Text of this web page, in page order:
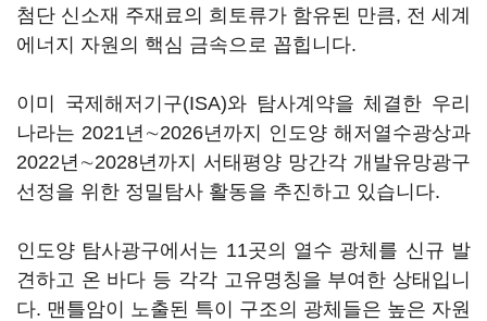
첨단 신소재 주재료의 희토류가 함유된 만큼, 전 세계
에너지 자원의 핵심 금속으로 꼽힙니다.
이미 국제해저기구(ISA)와 탐사계약을 체결한 우리
나라는 2021년∼2026년까지 인도양 해저열수광상과
2022년∼2028년까지 서태평양 망간각 개발유망광구
선정을 위한 정밀탐사 활동을 추진하고 있습니다.
인도양 탐사광구에서는 11곳의 열수 광체를 신규 발
견하고 온 바다 등 각각 고유명칭을 부여한 상태입니
다. 맨틀암이 노출된 특이 구조의 광체들은 높은 자원